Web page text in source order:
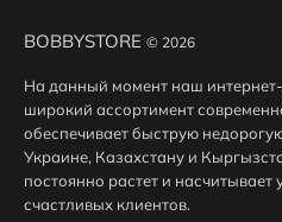
BOBBYSTORE © 2026
На данный момент наш
широкий ассортимент
обеспечивает быструю
Украине, Казахстану и
постоянно растет и
счастливых клиентов.